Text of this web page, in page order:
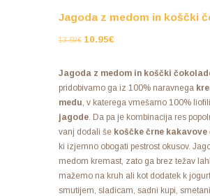
Jagoda z medom in koščki
13.69€ 10.95€
Jagoda z medom in koščki
pridobivamo ga iz 100% naravnega
medu , v katerega vmešamo 100%
jagode . Da pa je kombinacija res
vanj dodali še koščke črne
ki izjemno obogati pestrost okusov.
medom kremast, zato ga brez težav
mažemo na kruh ali kot dodatek k
smutijem, sladicam, sadni kupi,